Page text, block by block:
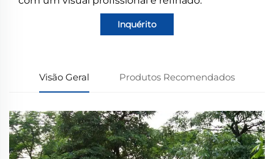
Inquérito
Visão Geral Produtos Recomendados